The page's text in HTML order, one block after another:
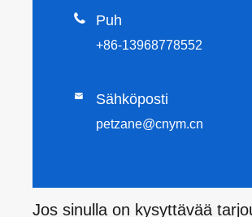
 Puh
+86-13968778552
 Sähköposti
petzane@cnym.cn
Jos sinulla on kysyttävää